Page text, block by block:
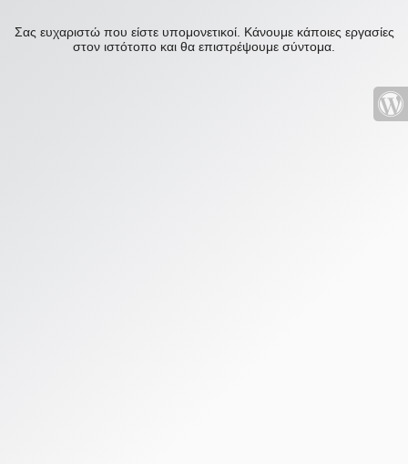
Σας ευχαριστώ που είστε υπομονετικοί. Κάνουμε κάποιες εργασίες
στον ιστότοπο και θα επιστρέψουμε σύντομα.